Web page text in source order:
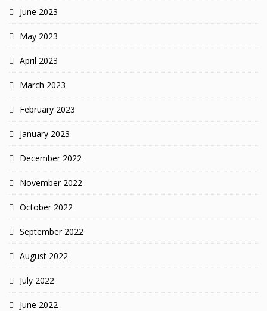
June 2023
May 2023
April 2023
March 2023
February 2023
January 2023
December 2022
November 2022
October 2022
September 2022
August 2022
July 2022
June 2022